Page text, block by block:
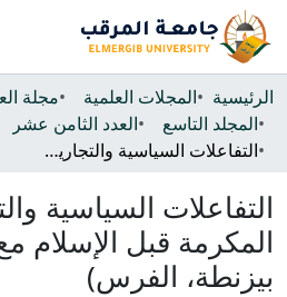
المجتمعات والحاويات
كل دي سبيس
الرئيسية المجلات العلمية
المجلد التاسع
العدد الثامن عشر
التفاعلات السياسية والتجارية لمكة المكرمة قبل الإسلام مع (الأنباط، بيزنطة، الفرس)
التفاعلات السياسية
المكرمة قبل الإسلام مع
بيزنطة، الفرس)